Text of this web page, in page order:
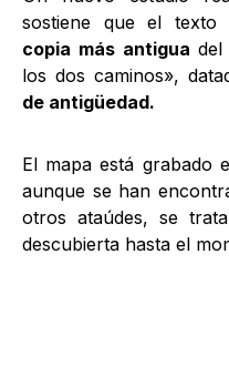
sostiene que el texto
copia más antigua
los dos caminos»,
de antigüedad.
El mapa está grabado
aunque se han
otros ataúdes, se
descubierta hasta el